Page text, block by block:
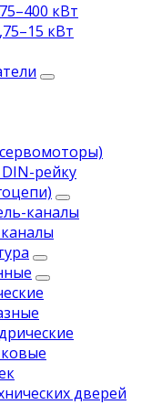
кВт
кВт
рейку
каналы
дверей